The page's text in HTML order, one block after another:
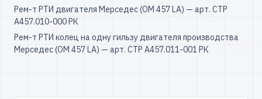
Рем-т РТИ двигателя Мерседес (ОМ 457 LA) — арт. СТР
А457.010-000 РК
Рем-т РТИ колец на одну гильзу двигателя производства
Мерседес (OM 457 LA) — арт. СТР А457.011-001 РК